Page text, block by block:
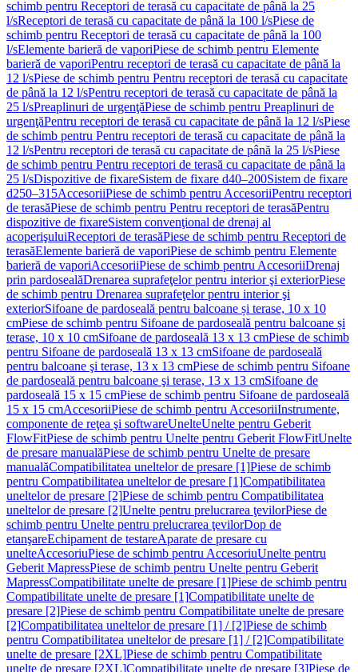
schimb pentru Receptori de terasă cu capacitate de până la 25
l/sReceptori de terasă cu capacitate de până la 100 l/sPiese de
schimb pentru Receptori de terasă cu capacitate de până la 100
l/sElemente barieră de vaporiPiese de schimb pentru Elemente
barieră de vaporiPentru receptori de terasă cu capacitate de până la
12 l/sPiese de schimb pentru Pentru receptori de terasă cu capacitate
de până la 12 l/sPentru receptori de terasă cu capacitate de până la
25 l/sPreaplinuri de urgenţăPiese de schimb pentru Preaplinuri de
urgenţăPentru receptori de terasă cu capacitate de până la 12 l/sPiese
de schimb pentru Pentru receptori de terasă cu capacitate de până la
12 l/sPentru receptori de terasă cu capacitate de până la 25 l/sPiese
de schimb pentru Pentru receptori de terasă cu capacitate de până la
25 l/sDispozitive de fixareSistem de fixare d40–200Sistem de fixare
d250–315AccesoriiPiese de schimb pentru AccesoriiPentru receptori
de terasăPiese de schimb pentru Pentru receptori de terasăPentru
dispozitive de fixareSistem convenţional de drenaj al
acoperişuluiReceptori de terasăPiese de schimb pentru Receptori de
terasăElemente barieră de vaporiPiese de schimb pentru Elemente
barieră de vaporiAccesoriiPiese de schimb pentru AccesoriiDrenaj
prin pardosealăDrenarea suprafeţelor pentru interior şi exteriorPiese
de schimb pentru Drenarea suprafeţelor pentru interior şi
exteriorSifoane de pardoseală pentru balcoane și terase, 10 x 10
cmPiese de schimb pentru Sifoane de pardoseală pentru balcoane și
terase, 10 x 10 cmSifoane de pardoseală 13 x 13 cmPiese de schimb
pentru Sifoane de pardoseală 13 x 13 cmSifoane de pardoseală
pentru balcoane şi terase, 13 x 13 cmPiese de schimb pentru Sifoane
de pardoseală pentru balcoane şi terase, 13 x 13 cmSifoane de
pardoseală 15 x 15 cmPiese de schimb pentru Sifoane de pardoseală
15 x 15 cmAccesoriiPiese de schimb pentru AccesoriiInstrumente,
componente de reţea şi softwareUnelteUnelte pentru Geberit
FlowFitPiese de schimb pentru Unelte pentru Geberit FlowFitUnelte
de presare manualăPiese de schimb pentru Unelte de presare
manualăCompatibilitatea uneltelor de presare [1]Piese de schimb
pentru Compatibilitatea uneltelor de presare [1]Compatibilitatea
uneltelor de presare [2]Piese de schimb pentru Compatibilitatea
uneltelor de presare [2]Unelte pentru prelucrarea ţevilorPiese de
schimb pentru Unelte pentru prelucrarea ţevilorDop de
etanşareEchipament de testareAparate de presare cu
unelteAccesoriuPiese de schimb pentru AccesoriuUnelte pentru
Geberit MapressPiese de schimb pentru Unelte pentru Geberit
MapressCompatibilitate unelte de presare [1]Piese de schimb pentru
Compatibilitate unelte de presare [1]Compatibilitate unelte de
presare [2]Piese de schimb pentru Compatibilitate unelte de presare
[2]Compatibilitatea uneltelor de presare [1] / [2]Piese de schimb
pentru Compatibilitatea uneltelor de presare [1] / [2]Compatibilitate
unelte de presare [2XL]Piese de schimb pentru Compatibilitate
unelte de presare [2XL]Compatibilitate unelte de presare [3]Piese de